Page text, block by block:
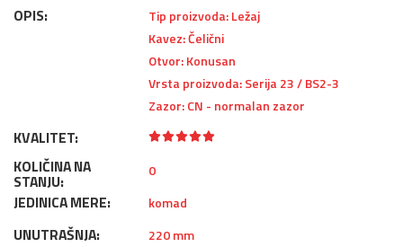
OPIS:
Tip proizvoda: Ležaj
Kavez: Čelični
Otvor: Konusan
Vrsta proizvoda: Serija 23 / BS2-3
Zazor: CN - normalan zazor
KVALITET:
KOLIČINA NA
STANJU:
0
JEDINICA MERE: komad
UNUTRAŠNJA: 220 mm